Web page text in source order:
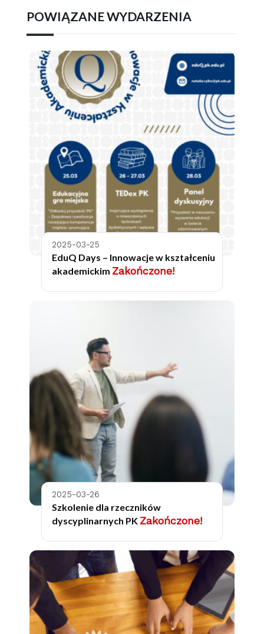
POWIĄZANE WYDARZENIA
2025-03-25
EduQ Days – Innowacje w kształceniu
akademickim Zakończone!
2025-03-26
Szkolenie dla rzeczników
dyscyplinarnych PK Zakończone!